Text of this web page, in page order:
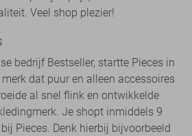
Veel shop plezier!
bedrijf Bestseller, startte Pieces in
dat puur en alleen accessoires
al snel flink en ontwikkelde
Je shopt inmiddels 9
Pieces. Denk hierbij bijvoorbeeld